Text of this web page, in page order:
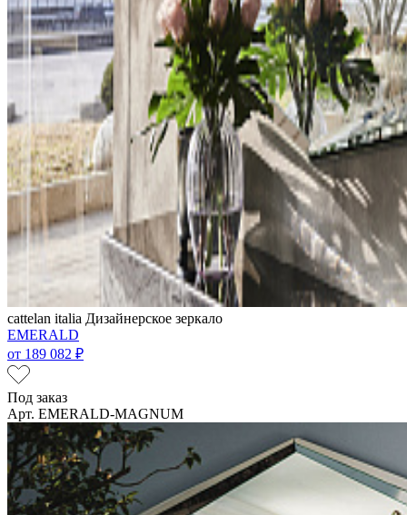
cattelan italia Дизайнерское зеркало
EMERALD
от 189 082 ₽
Под заказ
Арт. EMERALD-MAGNUM